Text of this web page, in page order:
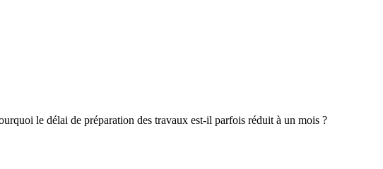
le délai de préparation des travaux est-il parfois réduit à un mois ?